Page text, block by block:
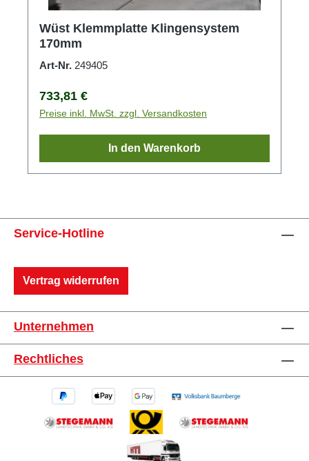
Wüst Klemmplatte Klingensystem
170mm
Art-Nr. 249405
Regulärer Preis:
733,81 €
Preise inkl. MwSt. zzgl. Versandkosten
In den Warenkorb
Service-Hotline
Vertrag widerrufen
Unternehmen
Rechtliches